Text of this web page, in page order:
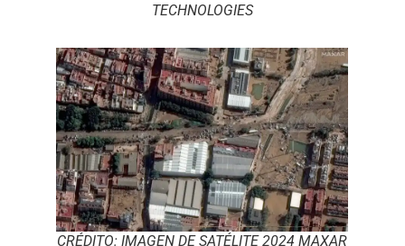
TECHNOLOGIES
CRÉDITO: IMAGEN DE SATÉLITE 2024 MAXAR